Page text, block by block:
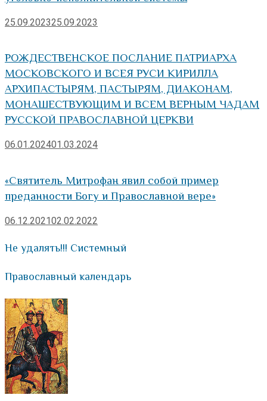
25.09.202325.09.2023
РОЖДЕСТВЕНСКОЕ ПОСЛАНИЕ ПАТРИАРХА
МОСКОВСКОГО И ВСЕЯ РУСИ КИРИЛЛА
АРХИПАСТЫРЯМ, ПАСТЫРЯМ, ДИАКОНАМ,
МОНАШЕСТВУЮЩИМ И ВСЕМ ВЕРНЫМ ЧАДАМ
РУССКОЙ ПРАВОСЛАВНОЙ ЦЕРКВИ
06.01.202401.03.2024
«Святитель Митрофан явил собой пример
преданности Богу и Православной вере»
06.12.202102.02.2022
Не удалять!!! Системный
Православный календарь